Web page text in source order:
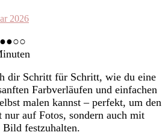
2026
dir Schritt für Schritt, wie du eine
Farbverläufen und einfachen
malen kannst – perfekt, um den
auf Fotos, sondern auch mit
Bild festzuhalten.